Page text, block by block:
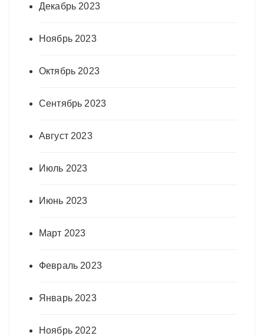
Декабрь 2023
Ноябрь 2023
Октябрь 2023
Сентябрь 2023
Август 2023
Июль 2023
Июнь 2023
Март 2023
Февраль 2023
Январь 2023
Ноябрь 2022